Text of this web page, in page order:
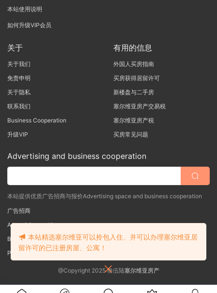
本站使用说明
如何升级VIP会员
关于
关于我们
免责申明
关于隐私
联系我们
Business Cooperation
升级VIP
有用的信息
外国人买房指南
买房获得居留许可
新楼盘与二手房
塞尔维亚房产交易税
塞尔维亚房产税
买房常见问题
Advertising and business cooperation
本站提供优质广告招商与报价Advertising space and business cooperation
广告招商
Advertising and investment
Business Cooperation
Poslovna saradnja
@Copyright 2025 叁伍陆塞尔维亚房产
本站精选塞尔维亚可以拎包入住、并可以办理塞尔维亚居
留许可的已注册房屋、公寓！